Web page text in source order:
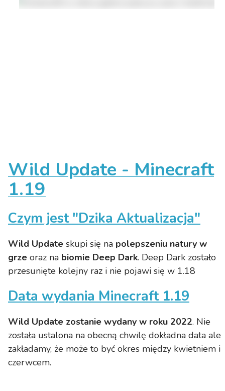
Wild Update - Minecraft
1.19
Czym jest "Dzika Aktualizacja"
Wild Update skupi się na polepszeniu natury w
grze oraz na biomie Deep Dark. Deep Dark zostało
przesunięte kolejny raz i nie pojawi się w 1.18
Data wydania Minecraft 1.19
Wild Update zostanie wydany w roku 2022. Nie
została ustalona na obecną chwilę dokładna data ale
zakładamy, że może to być okres między kwietniem i
czerwcem.